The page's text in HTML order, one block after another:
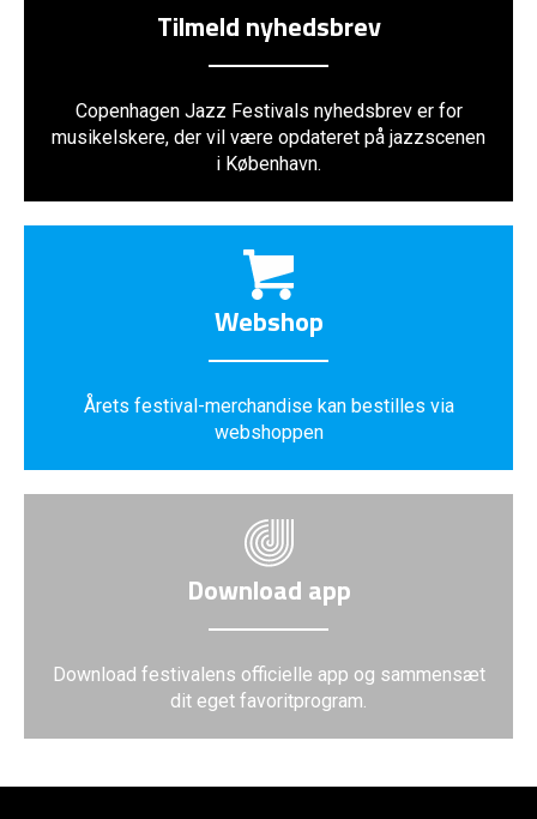
Tilmeld nyhedsbrev
Copenhagen Jazz Festivals nyhedsbrev er for
musikelskere, der vil være opdateret på jazzscenen
i København.
Webshop
Årets festival-merchandise kan bestilles via
webshoppen
Download app
Download festivalens officielle app og sammensæt
dit eget favoritprogram.